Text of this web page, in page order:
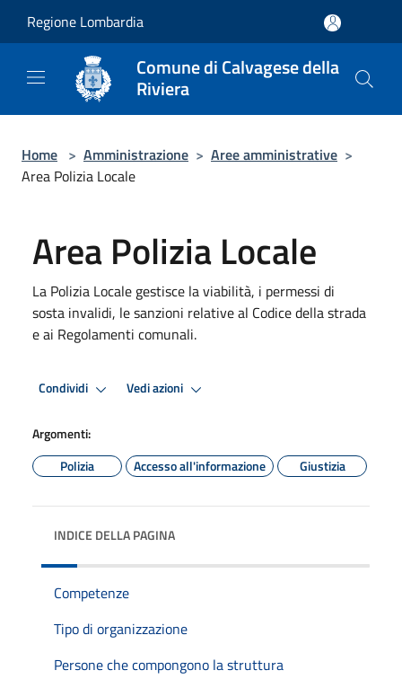
Regione Lombardia
Comune di Calvagese della
Riviera
Home > Amministrazione > Aree amministrative >
Area Polizia Locale
Area Polizia Locale
La Polizia Locale gestisce la viabilità, i permessi di
sosta invalidi, le sanzioni relative al Codice della strada
e ai Regolamenti comunali.
Condividi Vedi azioni
Argomenti:
Polizia
Accesso all'informazione Giustizia
INDICE DELLA PAGINA
Competenze
Tipo di organizzazione
Persone che compongono la struttura